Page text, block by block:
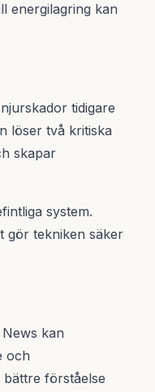
energilagring kan
tidigare
löser två kritiska
skapar
system.
gör tekniken säker
kan
och
förståelse